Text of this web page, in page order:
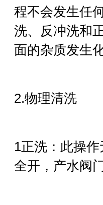
程不会发生任
洗、反冲洗和
面的杂质发生
2.物理清洗
1正洗：此操
全开，产水阀